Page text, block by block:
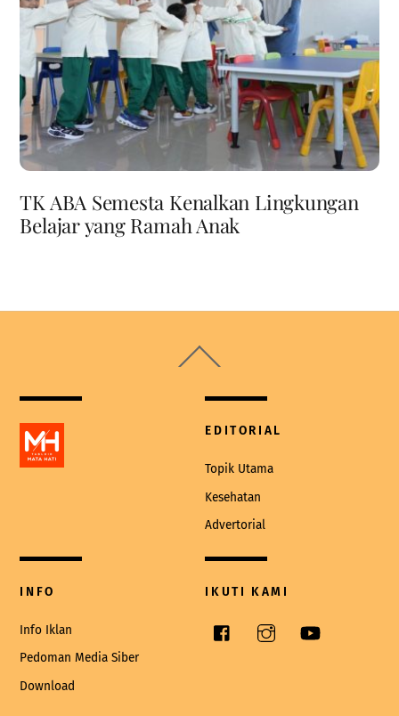
TK ABA Semesta Kenalkan Lingkungan
Belajar yang Ramah Anak
To
EDITORIAL
Topik Utama
Kesehatan
Advertorial
INFO
Info Iklan
Pedoman Media Siber
Download
IKUTI KAMI
Facebook